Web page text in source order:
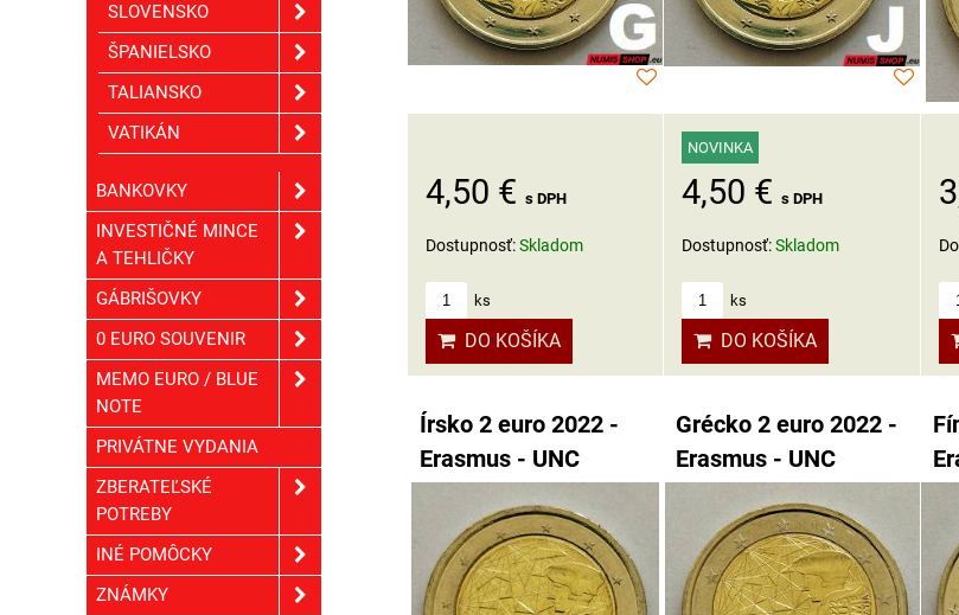
4,50 € s DPH
Dostupnosť:Skladom
ks
DO KOŠÍKA
NOVINKA
4,50 €s DPH
Dostupnosť:Skladom
ks
DO KOŠÍKA
Írsko 2 euro 2022 -
Erasmus - UNC
Grécko 2 euro 2022 -
Erasmus - UNC
SLOVENSKO
ŠPANIELSKO
TALIANSKO
VATIKÁN
BANKOVKY
INVESTIČNÉ MINCE
A TEHLIČKY
GÁBRIŠOVKY
0 EURO SOUVENIR
MEMO EURO / BLUE
NOTE
PRIVÁTNE VYDANIA
ZBERATEĽSKÉ
POTREBY
INÉ POMÔCKY
ZNÁMKY